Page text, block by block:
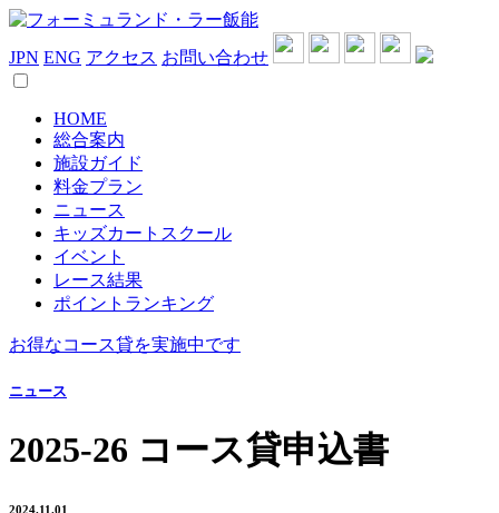
JPN ENG アクセス お問い合わせ
HOME
総合案内
施設ガイド
料金プラン
ニュース
キッズカートスクール
イベント
レース結果
ポイントランキング
お得なコース貸を実施中です
ニュース
2025-26 コース貸申込書
2024.11.01